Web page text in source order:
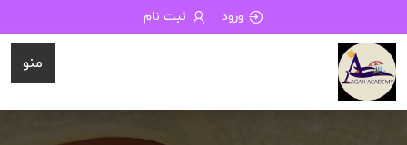
ورود ثبت نام
منو